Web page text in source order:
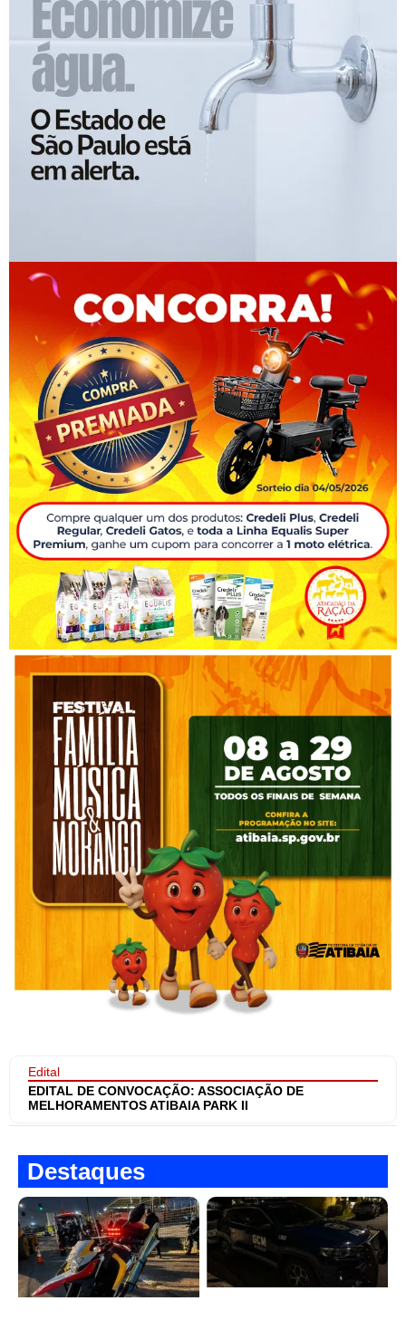
Edital
EDITAL DE CONVOCAÇÃO: ASSOCIAÇÃO DE
MELHORAMENTOS ATIBAIA PARK II
Destaques